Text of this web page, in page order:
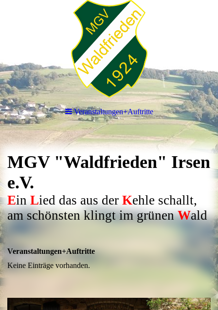
Veranstaltungen+Auftritte
MGV "Waldfrieden" Irsen
e.V.
Ein Lied das aus der Kehle schallt,
am schönsten klingt im grünenWald
Veranstaltungen+Auftritte
Keine Einträge vorhanden.